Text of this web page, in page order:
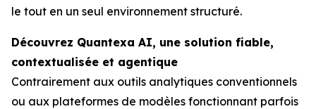
le tout en un seul environnement structuré.
Découvrez Quantexa AI, une solution fiable,
contextualisée et agentique
Contrairement aux outils analytiques conventionnels
ou aux plateformes de modèles fonctionnant parfois